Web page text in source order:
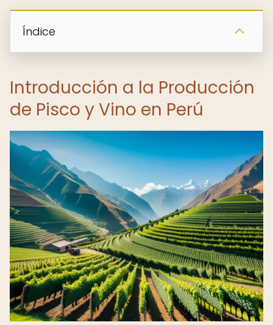
Índice
Introducción a la Producción
de Pisco y Vino en Perú